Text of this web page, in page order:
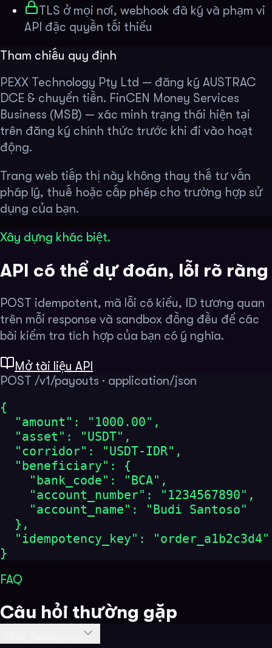
TLS ở mọi nơi, webhook đã ký và phạm vi
API đặc quyền tối thiểu
Tham chiếu quy định
PEXX Technology Pty Ltd — đăng ký AUSTRAC
DCE & chuyển tiền. FinCEN Money Services
Business (MSB) — xác minh trạng thái hiện tại
trên đăng ký chính thức trước khi đi vào hoạt
động.
Trang web tiếp thị này không thay thế tư vấn
pháp lý, thuế hoặc cấp phép cho trường hợp sử
dụng của bạn.
Xây dựng khác biệt.
API có thể dự đoán, lỗi rõ ràng
POST idempotent, mã lỗi có kiểu, ID tương quan
trên mỗi response và sandbox đồng đều để các
bài kiểm tra tích hợp của bạn có ý nghĩa.
Mở tài liệu API
POST /v1/payouts · application/json
{
  "amount": "1000.00",
  "asset": "USDT",
  "corridor": "USDT-IDR",
  "beneficiary": {
    "bank_code": "BCA",
    "account_number": "1234567890",
    "account_name": "Budi Santoso"
  },
  "idempotency_key": "order_a1b2c3d4"
}
FAQ
Câu hỏi thường gặp